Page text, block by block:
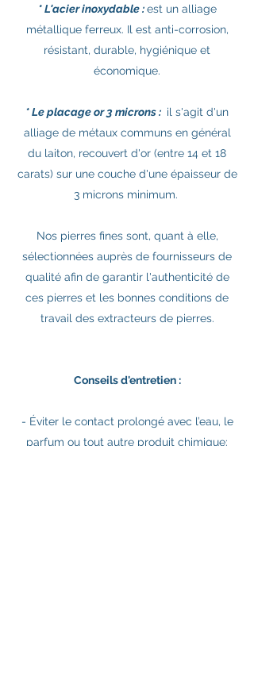
* L'acier inoxydable :est un alliage
métallique ferreux. Il est anti-corrosion,
résistant, durable, hygiénique et
économique.
* Le placage or 3 microns : il s'agit d'un
alliage de métaux communs en général
du laiton, recouvert d'or (entre 14 et 18
carats) sur une couche d'une épaisseur de
3 microns minimum.
Nos pierres fines sont, quant à elle,
sélectionnées auprès de fournisseurs de
qualité afin de garantir l'authenticité de
ces pierres et les bonnes conditions de
travail des extracteurs de pierres.
Conseils d'entretien :
- Éviter le contact prolongé avec l’eau, le
parfum ou tout autre produit chimique: